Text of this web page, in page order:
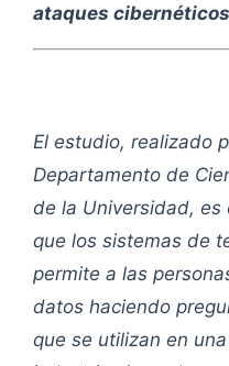
ataques
El estudio, realizado
Departamento de
de la Universidad, es
que los sistemas de
permite a las
datos haciendo
que se utilizan en